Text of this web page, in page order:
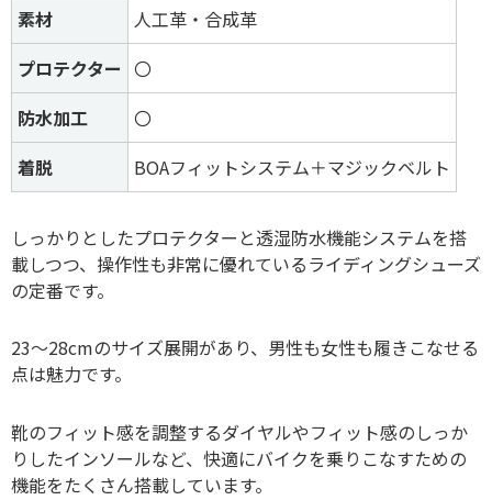
素材
人工革・合成革
プロテクター 〇
防水加工
〇
着脱
BOAフィットシステム＋マジックベルト
しっかりとしたプロテクターと透湿防水機能システムを搭
載しつつ、操作性も非常に優れているライディングシューズ
の定番です。
23～28cmのサイズ展開があり、男性も女性も履きこなせる
点は魅力です。
靴のフィット感を調整するダイヤルやフィット感のしっか
りしたインソールなど、快適にバイクを乗りこなすための
機能をたくさん搭載しています。